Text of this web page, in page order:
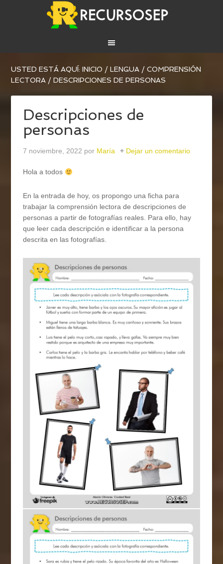
USTED ESTÁ AQUÍ:INICIO / LENGUA / COMPRENSIÓN
LECTORA / DESCRIPCIONES DE PERSONAS
Descripciones de
personas
7 noviembre, 2022 por María Dejar un comentario
Hola a todos
En la entrada de hoy, os propongo una ficha para
trabajar la comprensión lectora de descripciones de
personas a partir de fotografías reales. Para ello, hay
que leer cada descripción e identificar a la persona
descrita en las fotografías.